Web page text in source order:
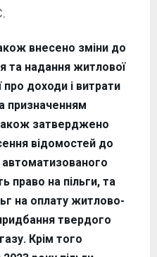
внесено зміни до
та надання житлової
про доходи і витрати
призначенням
затверджено
відомостей до
право на пільги, та
на оплату житлово-
твердого
Крім того